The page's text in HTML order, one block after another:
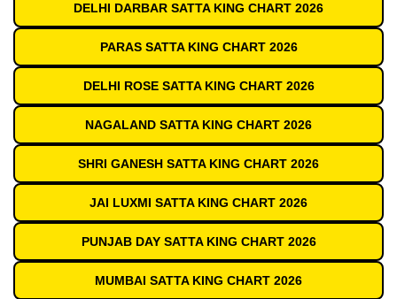
DELHI DARBAR SATTA KING CHART 2026
PARAS SATTA KING CHART 2026
DELHI ROSE SATTA KING CHART 2026
NAGALAND SATTA KING CHART 2026
SHRI GANESH SATTA KING CHART 2026
JAI LUXMI SATTA KING CHART 2026
PUNJAB DAY SATTA KING CHART 2026
MUMBAI SATTA KING CHART 2026